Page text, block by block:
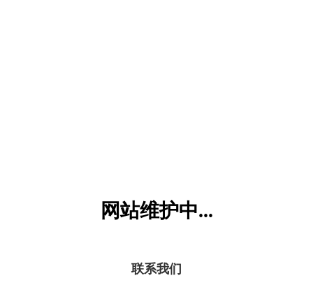
网站维护中...
联系我们